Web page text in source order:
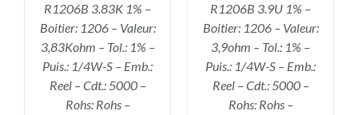
R1206B 3.83K 1% –
Boitier: 1206 – Valeur:
3,83Kohm – Tol.: 1% –
Puis.: 1/4W-S – Emb.:
Reel – Cdt.: 5000 –
Rohs: Rohs –
R1206B 3.9U 1% –
Boitier: 1206 – Valeur:
3,9ohm – Tol.: 1% –
Puis.: 1/4W-S – Emb.:
Reel – Cdt.: 5000 –
Rohs: Rohs –